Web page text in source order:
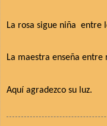
La rosa sigue niña entre
La maestra enseña entre
Aquí agradezco su luz.